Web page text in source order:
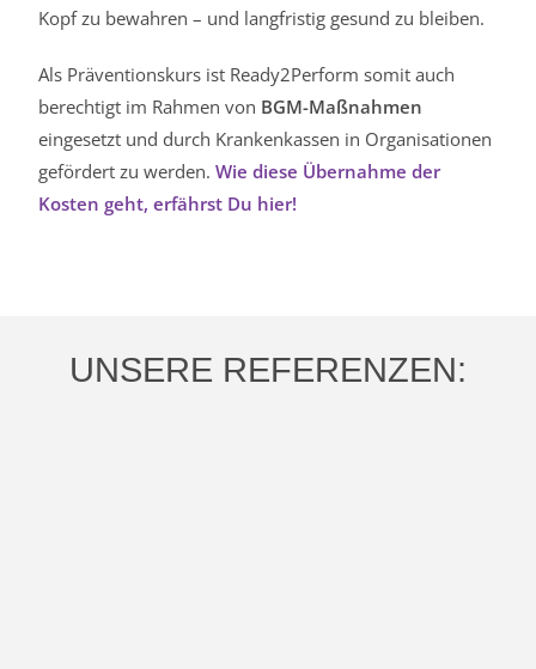
Kopf zu bewahren – und langfristig gesund zu bleiben.
Als Präventionskurs ist Ready2Perform somit auch
berechtigt im Rahmen von BGM-Maßnahmen
eingesetzt und durch Krankenkassen in Organisationen
gefördert zu werden.Wie diese Übernahme der
Kosten geht, erfährst Du hier!
UNSERE REFERENZEN: